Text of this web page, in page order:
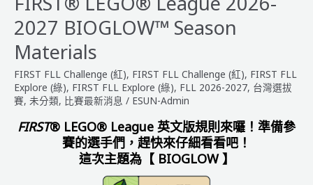
2027 BIOGLOW™ Season
Materials
FIRST FLL Challenge (紅), FIRST FLL Challenge (紅), FIRST FLL
Explore (綠), FIRST FLL Explore (綠), FLL 2026-2027, 台灣選拔
賽, 未分類, 比賽最新消息 / ESUN-Admin
FIRST® LEGO® League 英文版規則來囉！準備參
賽的選手們，趕快來仔細看看吧！
這次主題為【 BIOGLOW】